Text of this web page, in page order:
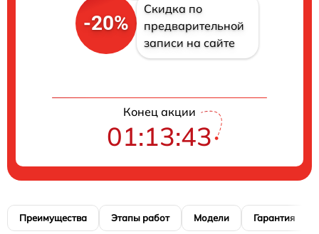
-20%
Скидка по
предварительной
записи на сайте
Конец акции
01:13:42
Преимущества Этапы работ Модели Гарантия